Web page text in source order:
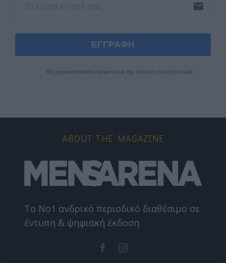
email
ΕΓΓΡΑΦΗ
Θα χρησιμοποιηθεί σύμφωνα με την πολιτική απορρήτου μας
ABOUT THE MAGAZINE
Το Nο1 ανδρικό περιοδικό διαθέσιμο σε
έντυπη & ψηφιακή έκδοση